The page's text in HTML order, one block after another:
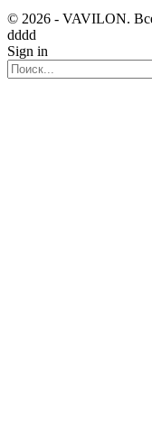
© 2026 - VAVILON.
dddd
Sign in